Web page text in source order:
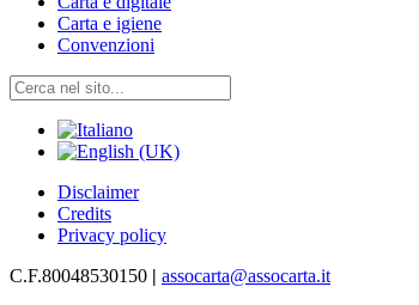
Carta e igiene
Convenzioni
Disclaimer
Credits
Privacy policy
C.F.80048530150 | assocarta@assocarta.it